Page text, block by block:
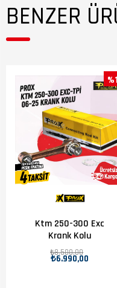
BENZER
Ktm 250-300 Exc
Krank Kolu
₺6.990,00
₺8.500,00